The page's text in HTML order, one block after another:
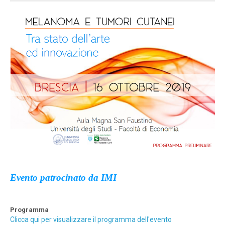
Evento patrocinato da IMI
Programma
Clicca qui per visualizzare il programma dell'evento